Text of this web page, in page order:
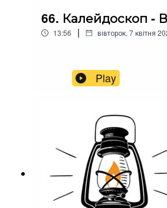
66. Калейдоскоп -
13:56 | вівторок, 7 квітня
Play